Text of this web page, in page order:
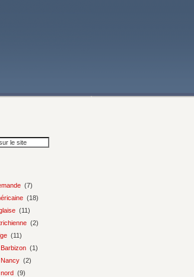
(7)
(18)
(11)
(2)
(11)
(1)
Nancy (2)
(9)